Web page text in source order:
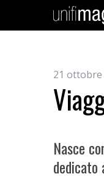
21 ottobre
Nasce
dedicato